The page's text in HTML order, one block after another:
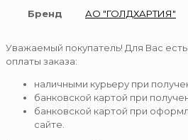
Бренд АО "ГОЛДХАРТИЯ"
Уважаемый покупатель! Для Вас
оплаты заказа:
наличными курьеру при
банковской картой при
банковской картой при
сайте.